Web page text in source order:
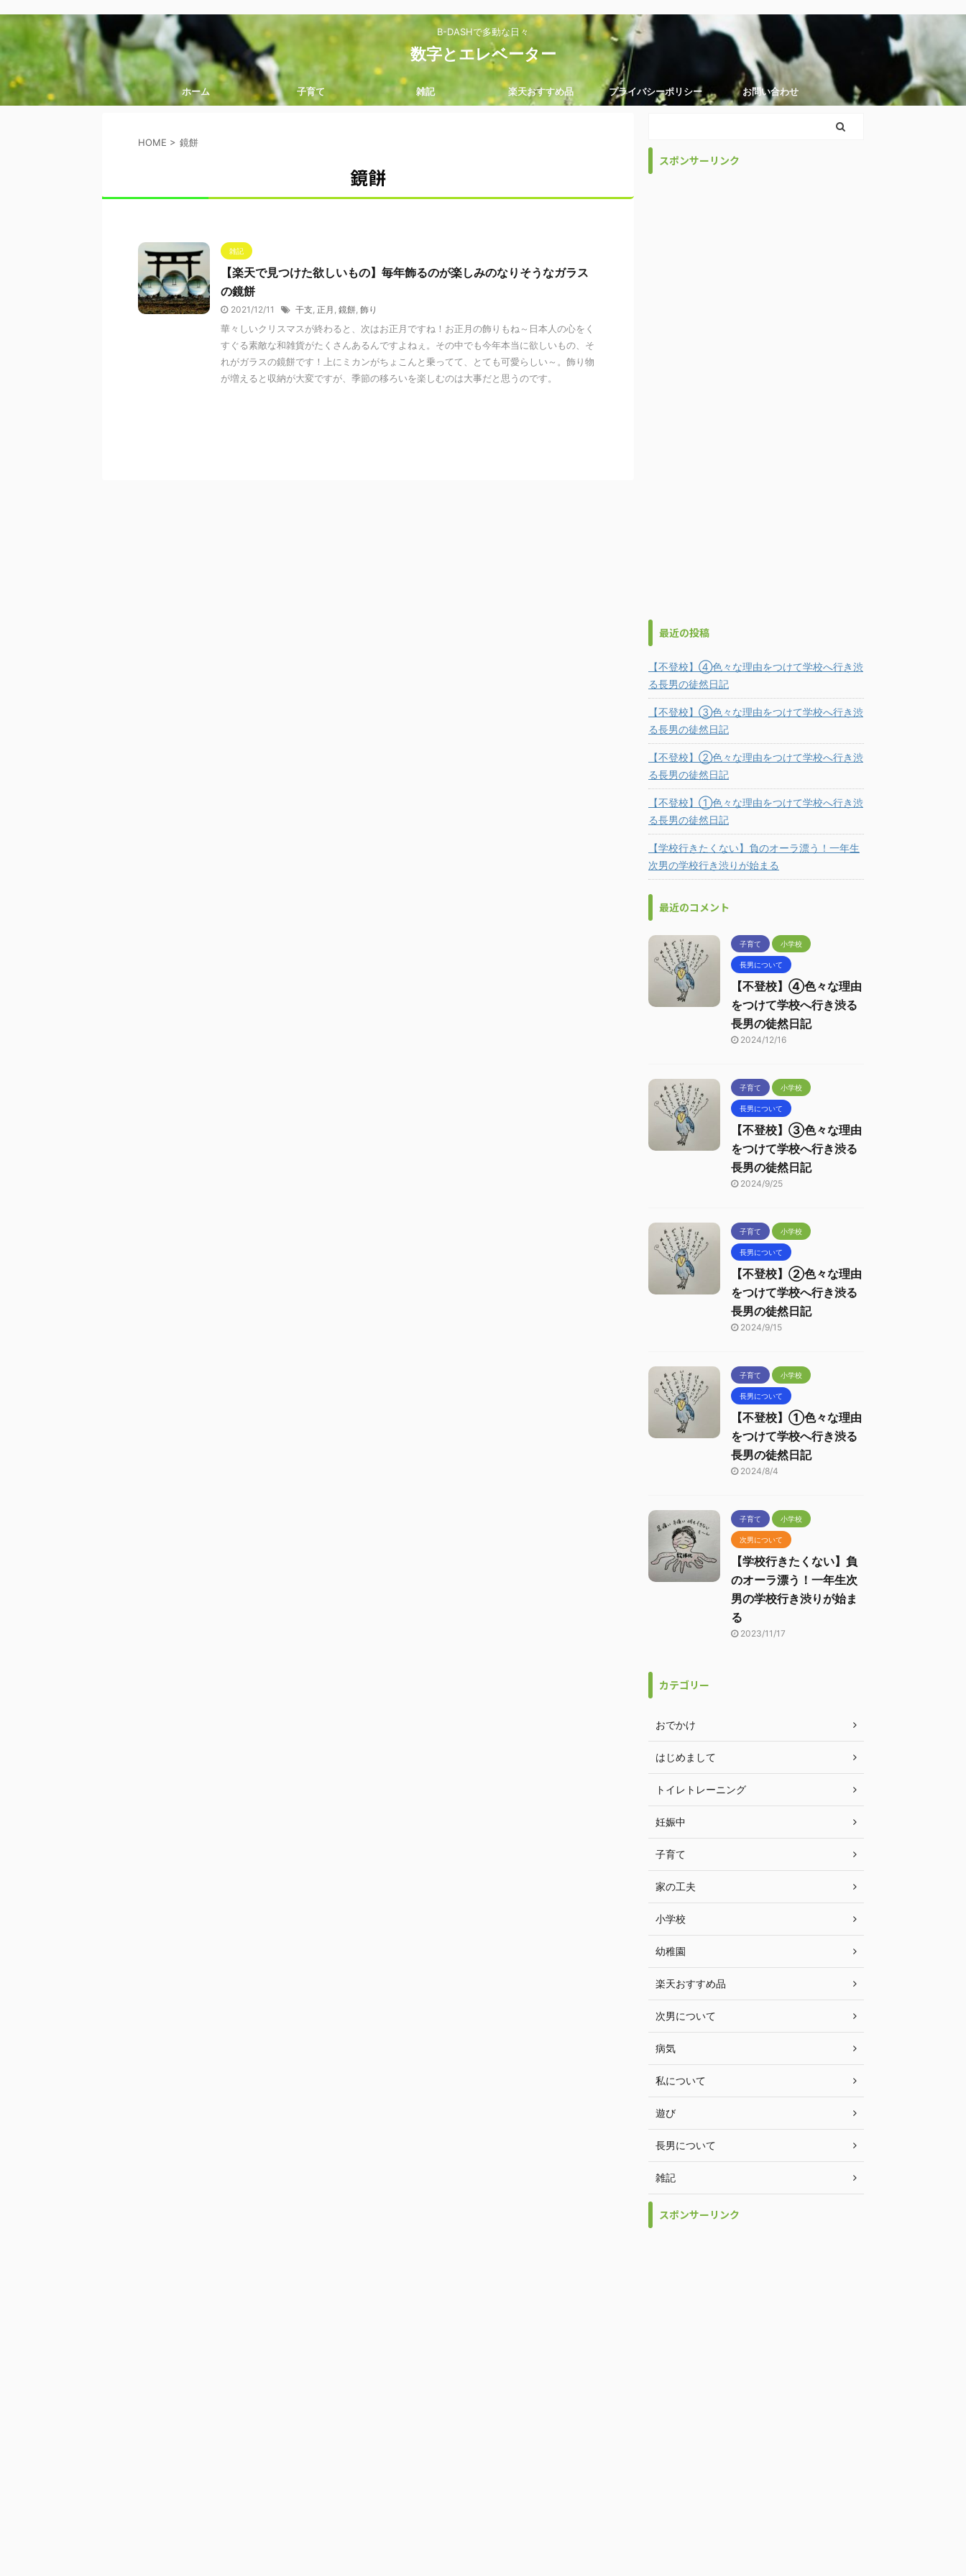
B-DASHで多動な日々
数字とエレベーター
ホーム 子育て 雑記 楽天おすすめ品 プライバシーポリシー お問い合わせ
HOME > 鏡餅
鏡餅
雑記
【楽天で見つけた欲しいもの】毎年飾るのが楽しみのなりそうなガラス
の鏡餅
2021/12/11 干支, 正月 , 鏡餅, 飾り
華々しいクリスマスが終わると、次はお正月ですね！お正月の飾りもね～日本人の心をく
すぐる素敵な和雑貨がたくさんあるんですよねぇ。その中でも今年本当に欲しいもの、そ
れがガラスの鏡餅です！上にミカンがちょこんと乗ってて、とても可愛らしい～。飾り物
が増えると収納が大変ですが、季節の移ろいを楽しむのは大事だと思うのです。
スポンサーリンク
最近の投稿
【不登校】④色々な理由をつけて学校へ行き渋
る長男の徒然日記
【不登校】③色々な理由をつけて学校へ行き渋
る長男の徒然日記
【不登校】②色々な理由をつけて学校へ行き渋
る長男の徒然日記
【不登校】①色々な理由をつけて学校へ行き渋
る長男の徒然日記
【学校行きたくない】負のオーラ漂う！一年生
次男の学校行き渋りが始まる
最近のコメント
子育て 小学校
長男について
【不登校】④色々な理由
をつけて学校へ行き渋る
長男の徒然日記
2024/12/16
子育て 小学校
長男について
【不登校】③色々な理由
をつけて学校へ行き渋る
長男の徒然日記
2024/9/25
子育て 小学校
長男について
【不登校】②色々な理由
をつけて学校へ行き渋る
長男の徒然日記
2024/9/15
子育て 小学校
長男について
【不登校】①色々な理由
をつけて学校へ行き渋る
長男の徒然日記
2024/8/4
子育て 小学校
次男について
【学校行きたくない】負
のオーラ漂う！一年生次
男の学校行き渋りが始ま
る
2023/11/17
カテゴリー
おでかけ
はじめまして
トイレトレーニング
妊娠中
子育て
家の工夫
小学校
幼稚園
楽天おすすめ品
次男について
病気
私について
遊び
長男について
雑記
スポンサーリンク